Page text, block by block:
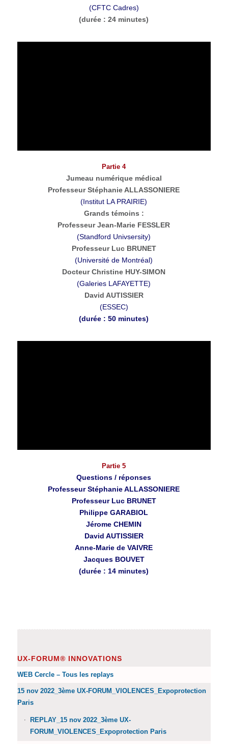
(CFTC Cadres)
(durée : 24 minutes)
Partie 4
Jumeau numérique médical
Professeur Stéphanie ALLASSONIERE
(Institut LA PRAIRIE)
Grands témoins :
Professeur Jean-Marie FESSLER
(Standford Univsersity)
Professeur Luc BRUNET
(Université de Montréal)
Docteur Christine HUY-SIMON
(Galeries LAFAYETTE)
David AUTISSIER
(ESSEC)
(durée : 50 minutes)
Partie 5
Questions / réponses
Professeur Stéphanie ALLASSONIERE
Professeur Luc BRUNET
Philippe GARABIOL
Jérome CHEMIN
David AUTISSIER
Anne-Marie de VAIVRE
Jacques BOUVET
(durée : 14 minutes)
UX-FORUM® INNOVATIONS
WEB Cercle – Tous les replays
15 nov 2022_3ème UX-FORUM_VIOLENCES_Expoprotection
Paris
REPLAY_15 nov 2022_3ème UX-
FORUM_VIOLENCES_Expoprotection Paris